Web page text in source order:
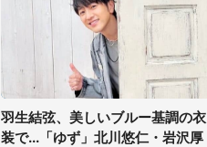
羽生結弦、美しいブルー基調の衣
装で...「ゆず」北川悠仁・岩沢厚